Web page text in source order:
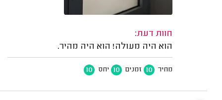
חוות דעת:
הוא היה מעולה! הוא היה מהיר.
מחיר 10 זמנים 10 יחס 10